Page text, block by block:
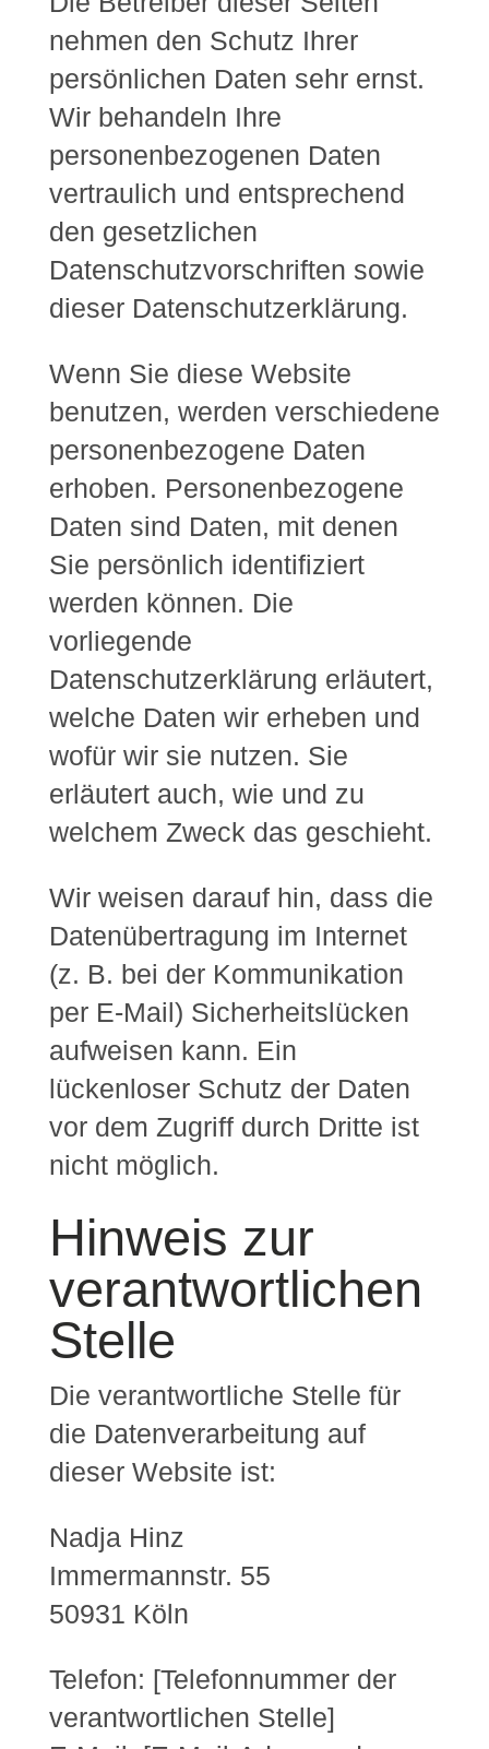
nehmen den Schutz Ihrer
persönlichen Daten sehr ernst.
Wir behandeln Ihre
personenbezogenen Daten
vertraulich und entsprechend
den gesetzlichen
Datenschutzvorschriften sowie
dieser Datenschutzerklärung.
Wenn Sie diese Website
benutzen, werden verschiedene
personenbezogene Daten
erhoben. Personenbezogene
Daten sind Daten, mit denen
Sie persönlich identifiziert
werden können. Die
vorliegende
Datenschutzerklärung erläutert,
welche Daten wir erheben und
wofür wir sie nutzen. Sie
erläutert auch, wie und zu
welchem Zweck das geschieht.
Wir weisen darauf hin, dass die
Datenübertragung im Internet
(z. B. bei der Kommunikation
per E-Mail) Sicherheitslücken
aufweisen kann. Ein
lückenloser Schutz der Daten
vor dem Zugriff durch Dritte ist
nicht möglich.
Hinweis zur
verantwortlichen
Stelle
Die verantwortliche Stelle für
die Datenverarbeitung auf
dieser Website ist:
Nadja Hinz
Immermannstr. 55
50931 Köln
Telefon: [Telefonnummer der
verantwortlichen Stelle]